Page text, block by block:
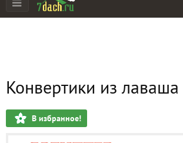
Конвертики из лаваша
В избранное!